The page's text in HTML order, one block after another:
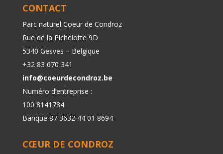
CONTACT
Parc naturel Coeur de Condroz
Rue de la Pichelotte 9D
5340 Gesves – Belgique
+32 83 670 341
info@coeurdecondroz.be
Numéro d’entreprise :
100 8141784
Banque 87 3632 44 01 8694
CŒUR DE CONDROZ